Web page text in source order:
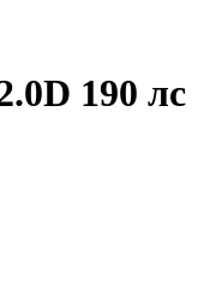
190 лс